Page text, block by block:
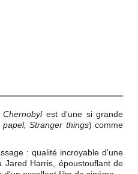
Chernobyl est d'une si grande
Stranger things) comme
: qualité incroyable d'une
Jared Harris, époustouflant de